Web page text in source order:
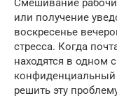
Смешивание
или получение
воскресенье
стресса. Когда
находятся в одном
конфиденциальный
решить эту